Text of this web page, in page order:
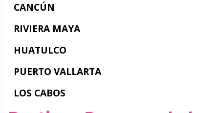
CANCÚN
RIVIERA MAYA
HUATULCO
PUERTO VALLARTA
LOS CABOS